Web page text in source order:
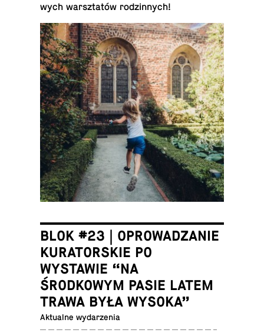
wych warsz­ta­tów ro­dzin­nych!
BLOK #23 | OPROWADZANIE
KURATORSKIE PO
WYSTAWIE “NA
ŚRODKOWYM PASIE LATEM
TRAWA BYŁA WYSOKA”
Ak­tu­al­ne wydarzenia